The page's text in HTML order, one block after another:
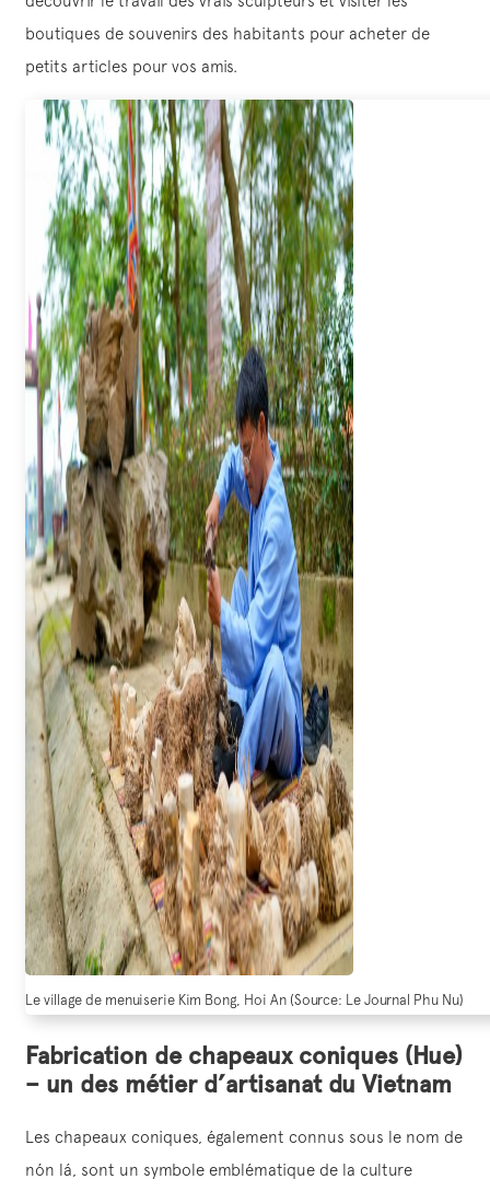
boutiques de souvenirs des habitants pour acheter de
petits articles pour vos amis.
Le village de menuiserie Kim Bong, Hoi An (Source: Le Journal Phu Nu)
Fabrication de chapeaux coniques (Hue)
– un des métier d’artisanat du Vietnam
Les chapeaux coniques, également connus sous le nom de
nón lá, sont un symbole emblématique de la culture